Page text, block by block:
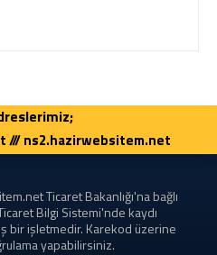
/// ns2.hazirwebsitem.net
Ticaret Bakanlığı'na bağlı
Bilgi Sistemi'nde kaydı
bir işletmedir. Karekod üzerine
yapabilirsiniz.